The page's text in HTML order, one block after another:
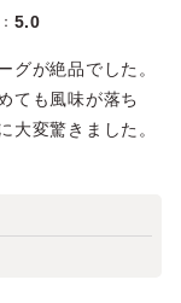
： 5.0
グが絶品でした。
ても風味が落ち
大変驚きました。